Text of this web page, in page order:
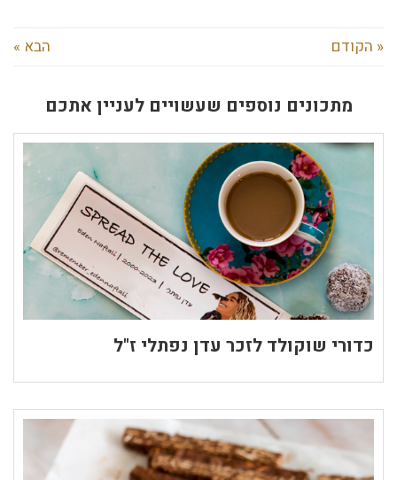
« הקודם הבא »
מתכונים נוספים שעשויים לעניין אתכם
כדורי שוקולד לזכר עדן נפתלי ז"ל